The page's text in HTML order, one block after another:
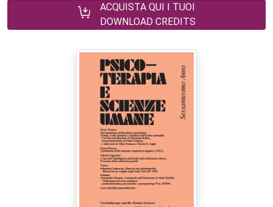
ACQUISTA QUI I TUOI
DOWNLOAD CREDITS